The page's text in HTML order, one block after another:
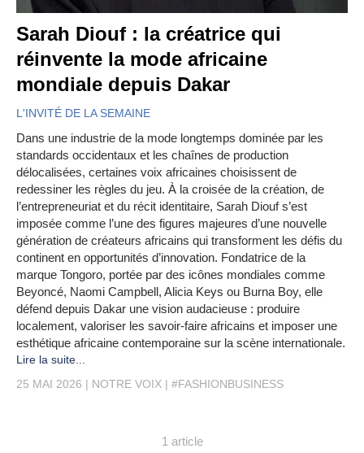
Sarah Diouf : la créatrice qui
réinvente la mode africaine
mondiale depuis Dakar
L'INVITÉ DE LA SEMAINE
Dans une industrie de la mode longtemps dominée par les
standards occidentaux et les chaînes de production
délocalisées, certaines voix africaines choisissent de
redessiner les règles du jeu. À la croisée de la création, de
l’entrepreneuriat et du récit identitaire, Sarah Diouf s’est
imposée comme l’une des figures majeures d’une nouvelle
génération de créateurs africains qui transforment les défis du
continent en opportunités d’innovation. Fondatrice de la
marque Tongoro, portée par des icônes mondiales comme
Beyoncé, Naomi Campbell, Alicia Keys ou Burna Boy, elle
défend depuis Dakar une vision audacieuse : produire
localement, valoriser les savoir-faire africains et imposer une
esthétique africaine contemporaine sur la scène internationale.
Lire la suite...
25 MAI 2026
NOTRE VOIX #FASHIONBUSINESS
1 article